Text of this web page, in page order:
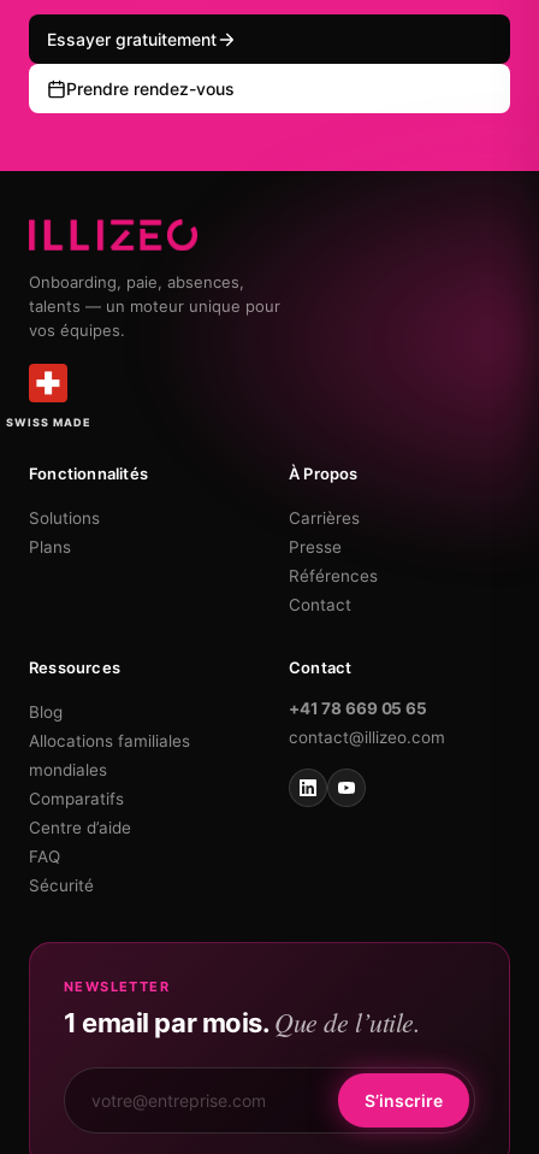
Essayer gratuitement
Prendre rendez-vous
Onboarding, paie, absences,
talents — un moteur unique pour
vos équipes.
SWISS MADE
Fonctionnalités
Solutions
Plans
À Propos
Carrières
Presse
Références
Contact
Ressources
Blog
Allocations familiales
mondiales
Comparatifs
Centre d’aide
FAQ
Sécurité
Contact
+41 78 669 05 65
contact@illizeo.com
NEWSLETTER
1 email par mois. Que de l’utile.
S’inscrire